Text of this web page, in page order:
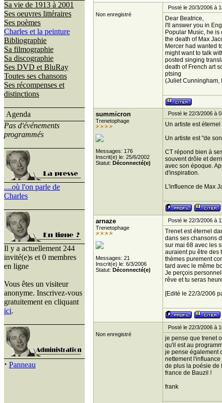
Sa vie de 1913 à 2001
Ses oeuvres littéraires
Ses poèmes
Charles et la peinture
Bibliographie
Sa filmographie
Sa discographie
Ses DVD et BluRay
Toutes ses chansons
Ses récompenses et
distinctions
Agenda
Pas d'événements
programmés
....où l'on parle de
Charles
Il y a actuellement 244
invité(e)s et 0 membres
en ligne
Vous êtes un visiteur
anonyme. Inscrivez-vous
gratuitement en cliquant
ici.
· Panneau
Non enregistré
Posté le 20/3/2006 à
Dear Beatrice,
I'll answer you in
Popular Music, he
the death of Max
Mercer had wanted
might want to talk
posted singing
death of French art
ptsing
(Juliet Cunningham,
summicron
Trenetophage
Messages: 176
Inscrit(e) le: 25/6/2002
Statut: Déconnecté(e)
Posté le 22/3/2006 à
Un artiste est
Un artiste est "de
CT répond bien à
souvent drôle et
avec son époque.
d'inspiration.
L'influence de Max
arnaze
Trenetophage
Messages: 21
Inscrit(e) le: 6/3/2006
Statut: Déconnecté(e)
Posté le 22/3/2006 à
Trenet est éternel
dans ses chansons
sur mai 68 avec les
auraient pu être des
thèmes purement
tard avec le même
Je perçois
rêve et tu seras
[Edité le 22/3/2006
Non enregistré
Posté le 22/3/2006 à
je pense que trenet
qu'il est au
je pense également
nettement
de plus la poésie de
france de Bauzil !
frank